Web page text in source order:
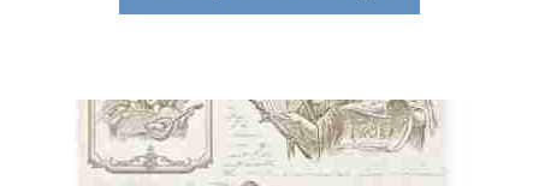
€24.95. €19.95.